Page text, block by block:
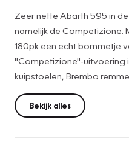
Zeer nette Abarth 595 in
namelijk de Competizione.
180pk een echt bommetje
"Competizione"-uitvoering
kuipstoelen, Brembo
automatische dimlichten
In deze auto is niet
Bekijk alles